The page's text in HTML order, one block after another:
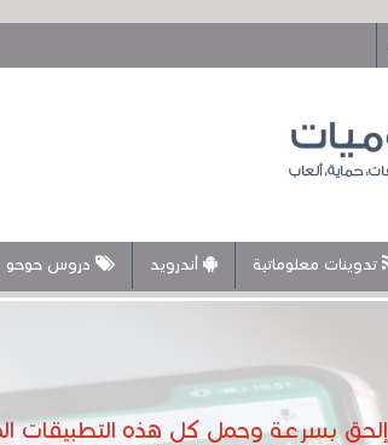
تدوينات معلوماتية أندرويد دروس حوحو
إلحق بسرعة وحمل كل هذه التطبيقات